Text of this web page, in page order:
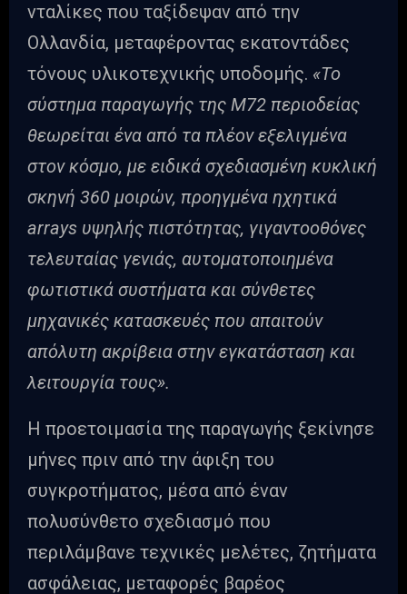
νταλίκες που ταξίδεψαν από την
Ολλανδία, μεταφέροντας εκατοντάδες
τόνους υλικοτεχνικής υποδομής. «Το
σύστημα παραγωγής της M72 περιοδείας
θεωρείται ένα από τα πλέον εξελιγμένα
στον κόσμο, με ειδικά σχεδιασμένη κυκλική
σκηνή 360 μοιρών, προηγμένα ηχητικά
arrays υψηλής πιστότητας, γιγαντοοθόνες
τελευταίας γενιάς, αυτοματοποιημένα
φωτιστικά συστήματα και σύνθετες
μηχανικές κατασκευές που απαιτούν
απόλυτη ακρίβεια στην εγκατάσταση και
λειτουργία τους».
Η προετοιμασία της παραγωγής ξεκίνησε
μήνες πριν από την άφιξη του
συγκροτήματος, μέσα από έναν
πολυσύνθετο σχεδιασμό που
περιλάμβανε τεχνικές μελέτες, ζητήματα
ασφάλειας, μεταφορές βαρέος